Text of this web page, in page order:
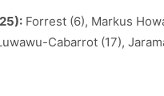
Forrest (6), Markus
Cabarrot (17),